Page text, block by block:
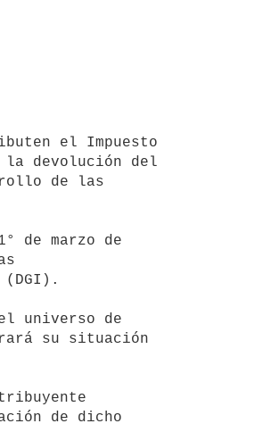
la devolución del
de las
su situación
de dicho